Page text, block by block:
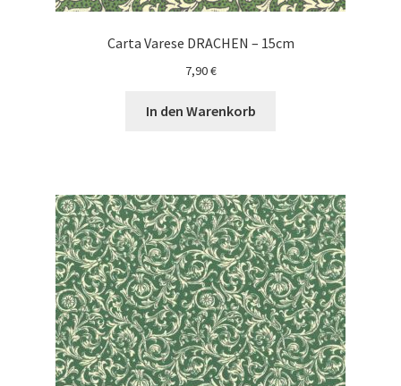
Carta Varese DRACHEN – 15cm
7,90€
In den Warenkorb